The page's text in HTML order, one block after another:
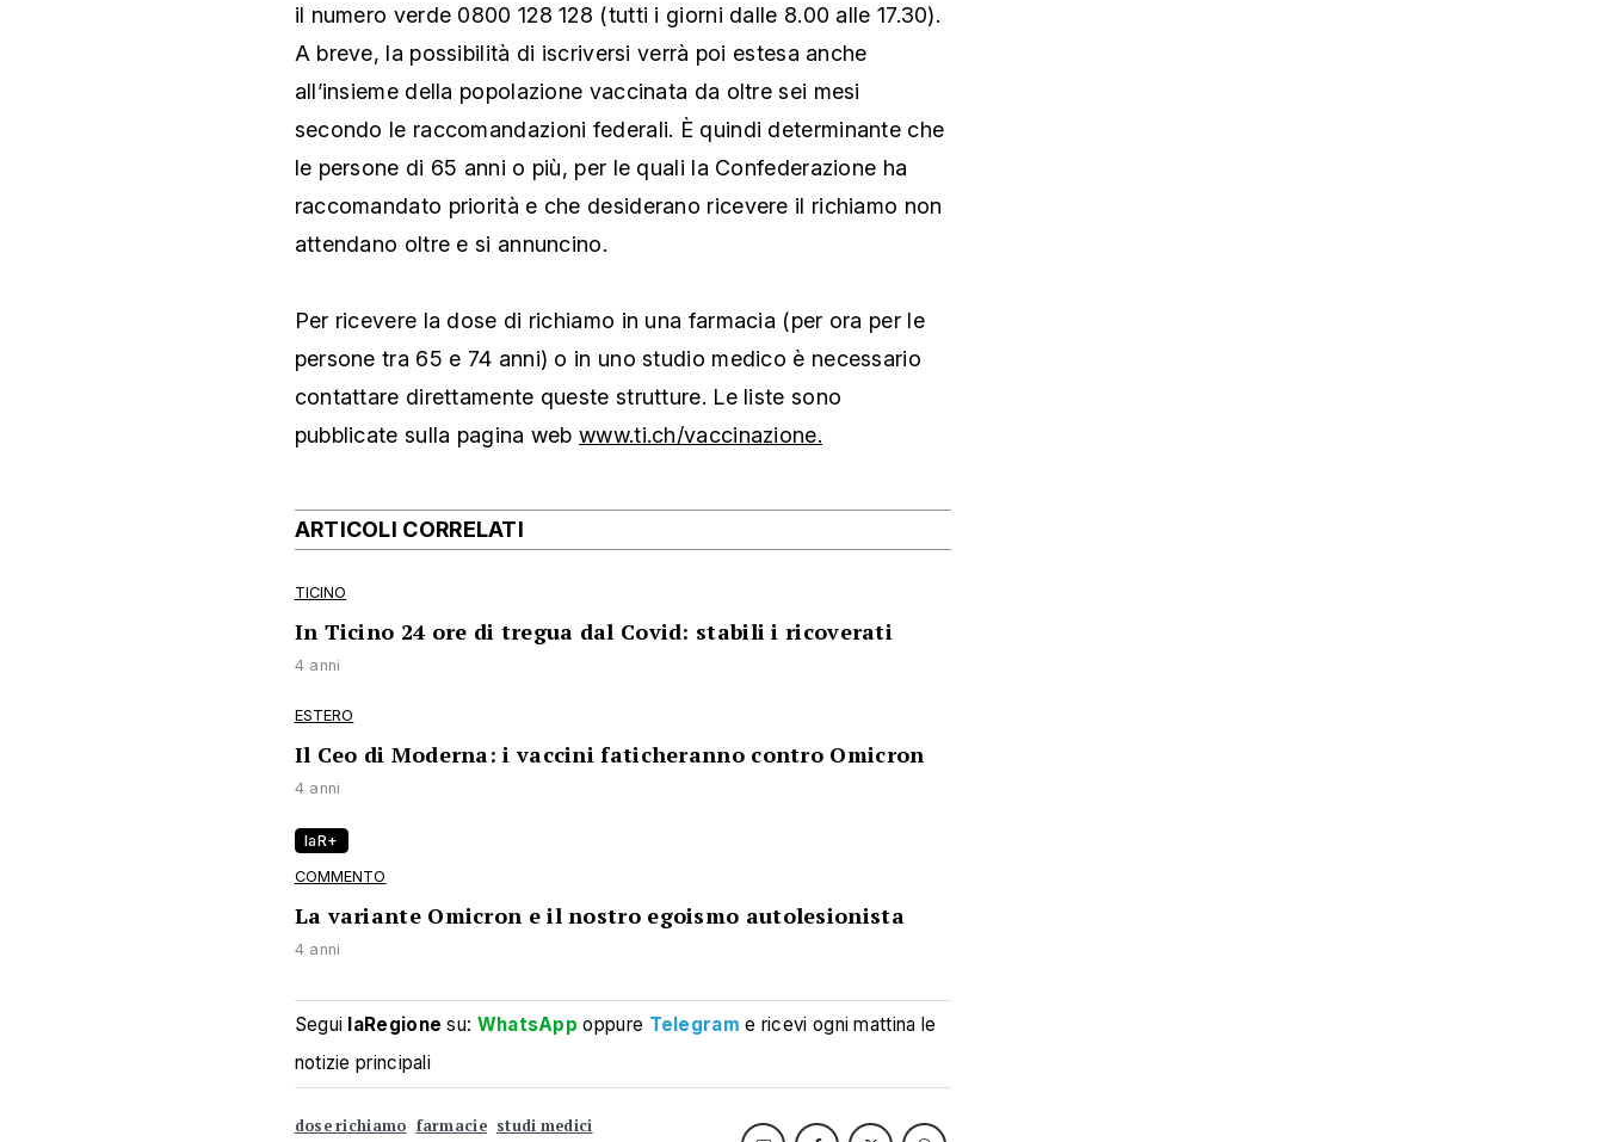
il numero verde 0800 128 128 (tutti i giorni dalle 8.00 alle 17.30).
A breve, la possibilità di iscriversi verrà poi estesa anche
all’insieme della popolazione vaccinata da oltre sei mesi
secondo le raccomandazioni federali. È quindi determinante che
le persone di 65 anni o più, per le quali la Confederazione ha
raccomandato priorità e che desiderano ricevere il richiamo non
attendano oltre e si annuncino.
Per ricevere la dose di richiamo in una farmacia (per ora per le
persone tra 65 e 74 anni) o in uno studio medico è necessario
contattare direttamente queste strutture. Le liste sono
pubblicate sulla pagina webwww.ti.ch/vaccinazione.
ARTICOLI CORRELATI
TICINO
In Ticino 24 ore di tregua dal Covid: stabili i ricoverati
4 anni
ESTERO
Il Ceo di Moderna: i vaccini faticheranno contro Omicron
4 anni
laR+
COMMENTO
La variante Omicron e il nostro egoismo autolesionista
4 anni
Segui laRegione su: WhatsApp oppure Telegram e ricevi ogni mattina le
notizie principali
dose richiamo farmacie studi medici